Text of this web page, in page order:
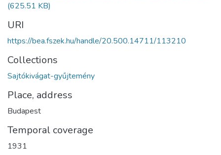
(625.51 KB)
URI
https://bea.fszek.hu/handle/20.500.14711/113210
Collections
Sajtókivágat-gyűjtemény
Place, address
Budapest
Temporal coverage
1931